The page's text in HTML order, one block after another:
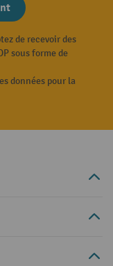
de recevoir des
sous forme de
données pour la